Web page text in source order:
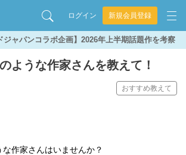
ログイン 新規会員登録
ジャパンコラボ企画】2026年上半期話題作を考察
ような作家さんを教えて！
おすすめ教えて
作家さんはいませんか？